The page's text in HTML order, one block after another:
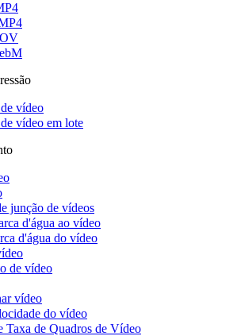
vídeo
vídeo em lote
junção de vídeos
d'água ao vídeo
d'água do vídeo
de vídeo
vídeo
do vídeo
Taxa de Quadros de Vídeo